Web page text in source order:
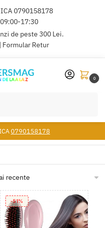
0790158178
09:00-17:30
de peste 300 Lei.
Formular Retur
0
0790158178
-51%